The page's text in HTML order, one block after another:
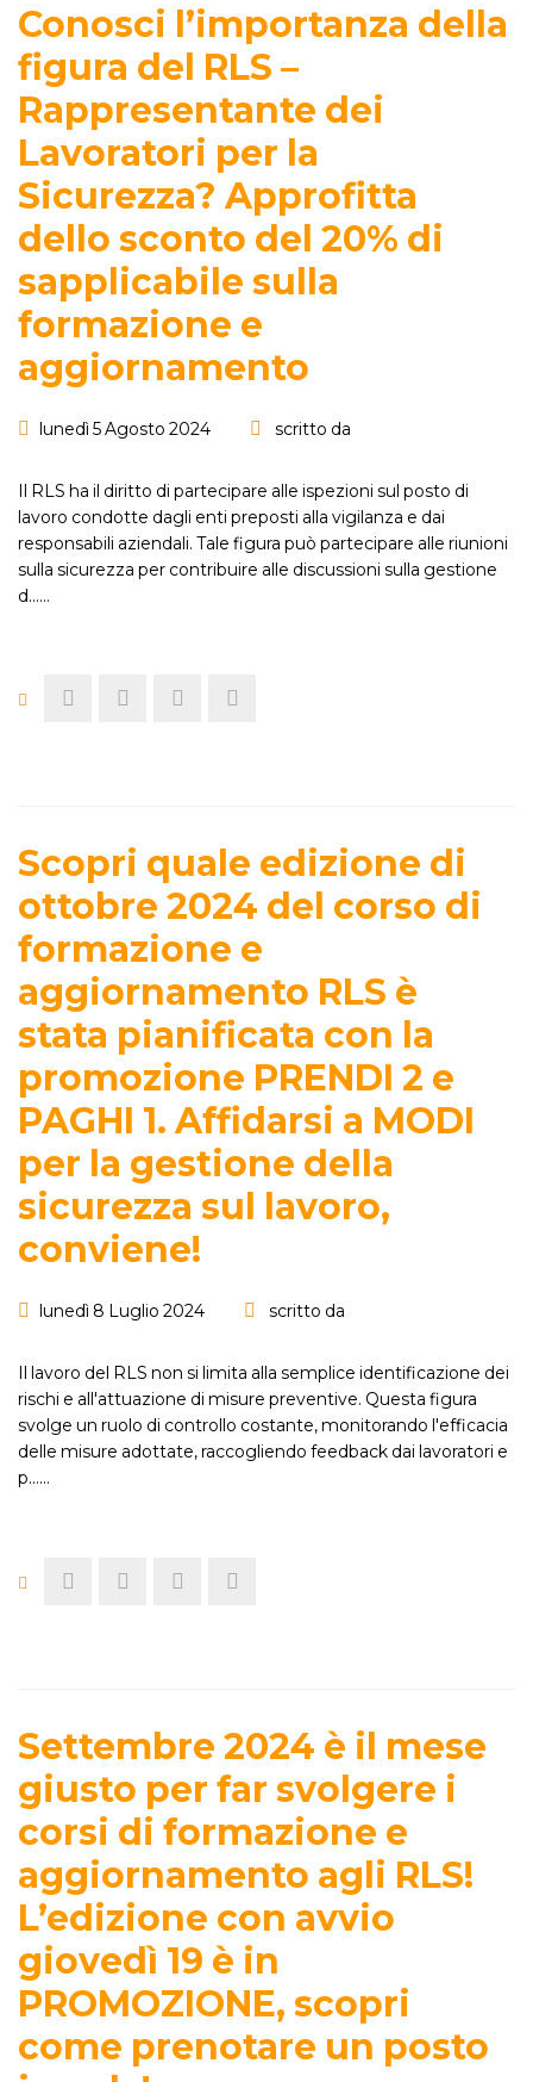
Conosci l’importanza della
figura del RLS –
Rappresentante dei
Lavoratori per la
Sicurezza? Approfitta
dello sconto del 20% di
sapplicabile sulla
formazione e
aggiornamento
lunedì 5 Agosto 2024 scritto da
Il RLS ha il diritto di partecipare alle ispezioni sul posto di
lavoro condotte dagli enti preposti alla vigilanza e dai
responsabili aziendali. Tale figura può partecipare alle riunioni
sulla sicurezza per contribuire alle discussioni sulla gestione
d...…
Scopri quale edizione di
ottobre 2024 del corso di
formazione e
aggiornamento RLS è
stata pianificata con la
promozione PRENDI 2 e
PAGHI 1. Affidarsi a MODI
per la gestione della
sicurezza sul lavoro,
conviene!
lunedì 8 Luglio 2024 scritto da
Il lavoro del RLS non si limita alla semplice identificazione dei
rischi e all'attuazione di misure preventive. Questa figura
svolge un ruolo di controllo costante, monitorando l'efficacia
delle misure adottate, raccogliendo feedback dai lavoratori e
p...…
Settembre 2024 è il mese
giusto per far svolgere i
corsi di formazione e
aggiornamento agli RLS!
L’edizione con avvio
giovedì 19 è in
PROMOZIONE, scopri
come prenotare un posto